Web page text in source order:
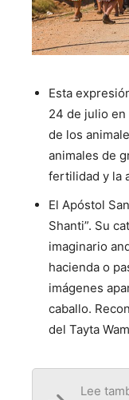
Esta
24 de julio en
de los
animales de
fertilidad y la
El Apóstol
Shanti”. Su
imaginario
hacienda o
imágenes
caballo.
del Tayta
Lee